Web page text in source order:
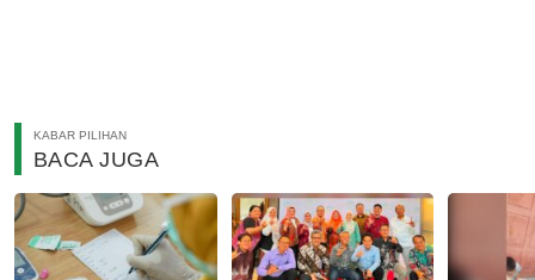
KABAR PILIHAN
BACA JUGA